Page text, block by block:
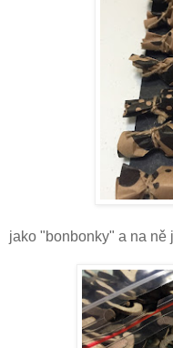
jako "bonbonky" a na